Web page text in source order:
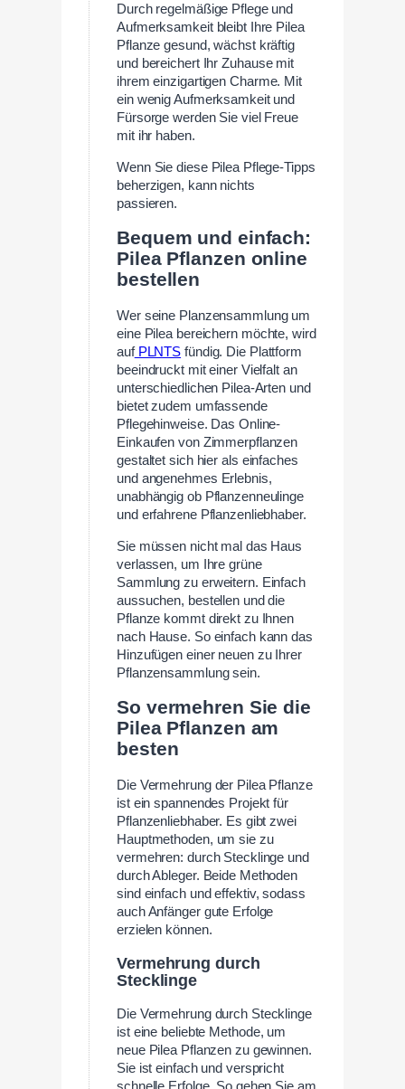
Durch regelmäßige Pflege und
Aufmerksamkeit bleibt Ihre Pilea
Pflanze gesund, wächst kräftig
und bereichert Ihr Zuhause mit
ihrem einzigartigen Charme. Mit
ein wenig Aufmerksamkeit und
Fürsorge werden Sie viel Freue
mit ihr haben.
Wenn Sie diese Pilea Pflege-Tipps
beherzigen, kann nichts
passieren.
Bequem und einfach:
Pilea Pflanzen online
bestellen
Wer seine Planzensammlung um
eine Pilea bereichern möchte, wird
aufPLNTS fündig. Die Plattform
beeindruckt mit einer Vielfalt an
unterschiedlichen Pilea-Arten und
bietet zudem umfassende
Pflegehinweise. Das Online-
Einkaufen von Zimmerpflanzen
gestaltet sich hier als einfaches
und angenehmes Erlebnis,
unabhängig ob Pflanzenneulinge
und erfahrene Pflanzenliebhaber.
Sie müssen nicht mal das Haus
verlassen, um Ihre grüne
Sammlung zu erweitern. Einfach
aussuchen, bestellen und die
Pflanze kommt direkt zu Ihnen
nach Hause. So einfach kann das
Hinzufügen einer neuen zu Ihrer
Pflanzensammlung sein.
So vermehren Sie die
Pilea Pflanzen am
besten
Die Vermehrung der Pilea Pflanze
ist ein spannendes Projekt für
Pflanzenliebhaber. Es gibt zwei
Hauptmethoden, um sie zu
vermehren: durch Stecklinge und
durch Ableger. Beide Methoden
sind einfach und effektiv, sodass
auch Anfänger gute Erfolge
erzielen können.
Vermehrung durch
Stecklinge
Die Vermehrung durch Stecklinge
ist eine beliebte Methode, um
neue Pilea Pflanzen zu gewinnen.
Sie ist einfach und verspricht